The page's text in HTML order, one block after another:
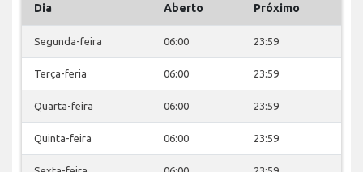
Dia Aberto Próximo
Segunda-feira 06:00 23:59
Terça-feria 06:00 23:59
Quarta-feira 06:00 23:59
Quinta-feira 06:00 23:59